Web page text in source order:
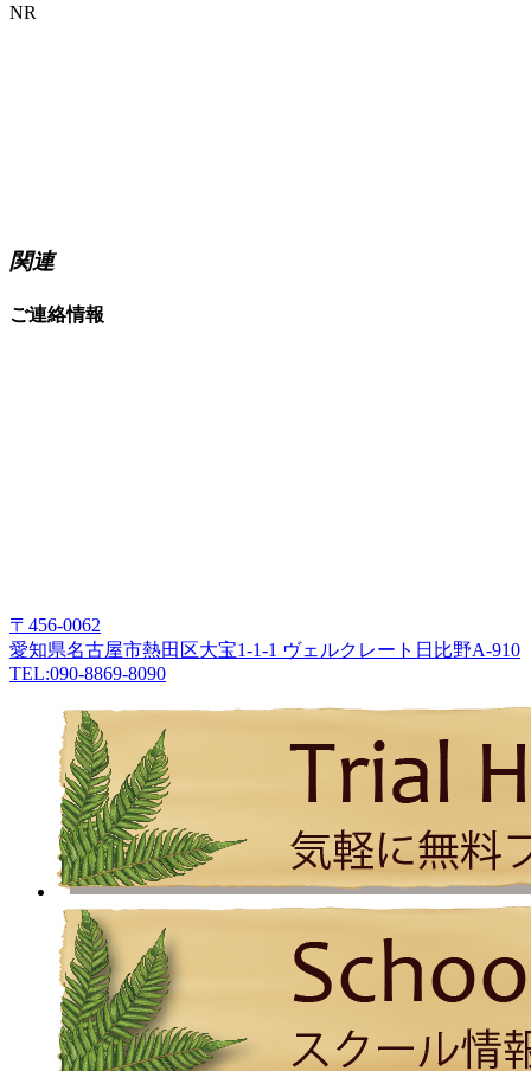
NR
関連
ご連絡情報
〒456-0062
愛知県名古屋市熱田区大宝1-1-1 ヴェルクレート日比野A-910
TEL:090-8869-8090